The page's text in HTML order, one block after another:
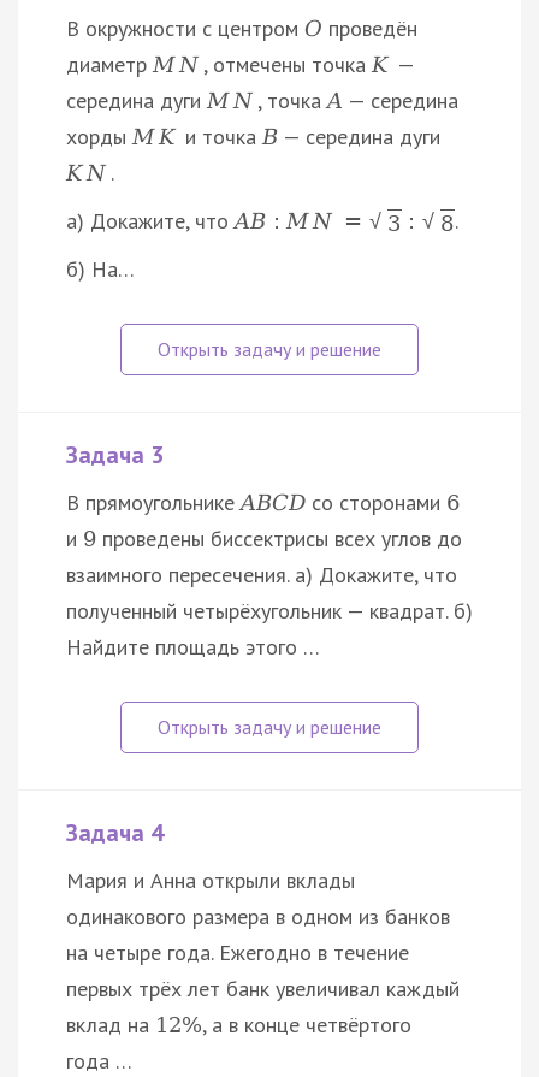
В окружности с центром O проведён
диаметрMN , отмечены точкаK —
середина дугиMN , точкаA — середина
хордыMK и точкаB — середина дуги
KN .
а) Докажите, чтоAB : MN = √ 3 : √ 8.
б) На…
Задача 3
В прямоугольникеABCD со сторонами 6
и 9 проведены биссектрисы всех углов до
взаимного пересечения. а) Докажите, что
полученный четырёхугольник — квадрат. б)
Найдите площадь этого …
Задача 4
Мария и Анна открыли вклады
одинакового размера в одном из банков
на четыре года. Ежегодно в течение
первых трёх лет банк увеличивал каждый
вклад на 12%, а в конце четвёртого
года …